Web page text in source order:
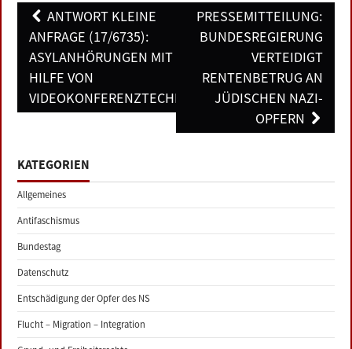
Post
navigation
ANTWORT KLEINE
ANFRAGE (17/6735):
ASYLANHÖRUNGEN MIT
HILFE VON
VIDEOKONFERENZTECHNIK
PRESSEMITTEILUNG:
BUNDESREGIERUNG
VERTEIDIGT
RENTENBETRUG AN
JÜDISCHEN NAZI-
OPFERN
KATEGORIEN
Allgemeines
Antifaschismus
Bundestag
Datenschutz
Entschädigung der Opfer des NS
Flucht – Migration – Integration